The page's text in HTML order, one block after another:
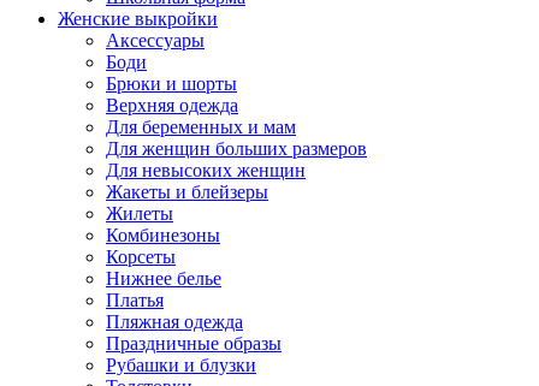
Женские выкройки
Аксессуары
Боди
Брюки и шорты
Верхняя одежда
Для беременных и мам
Для женщин больших размеров
Для невысоких женщин
Жакеты и блейзеры
Жилеты
Комбинезоны
Корсеты
Нижнее белье
Платья
Пляжная одежда
Праздничные образы
Рубашки и блузки